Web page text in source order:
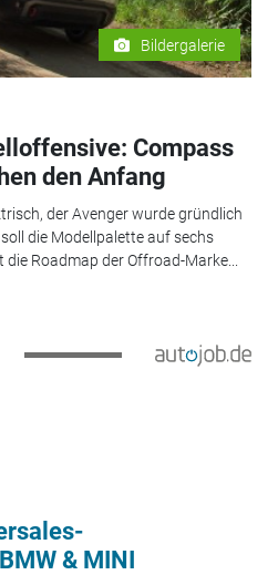
Bildergalerie
Compass
den Anfang
der Avenger wurde gründlich
die Modellpalette auf sechs
Roadmap der Offroad-Marke...
& MINI